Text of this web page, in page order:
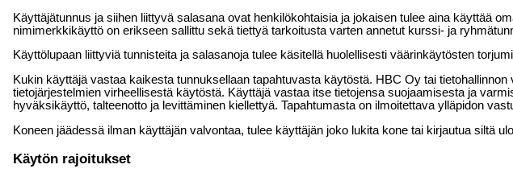
Käyttäjätunnus ja siihen liittyvä salasana ovat henkilökohtaisia ja jokaisen tulee aina käyttää
nimimerkkikäyttö on erikseen sallittu sekä tiettyä tarkoitusta varten annetut kurssi- ja
Käyttölupaan liittyviä tunnisteita ja salasanoja tulee käsitellä huolellisesti väärinkäytösten
Kukin käyttäjä vastaa kaikesta tunnuksellaan tapahtuvasta käytöstä. HBC Oy tai
tietojärjestelmien virheellisestä käytöstä. Käyttäjä vastaa itse tietojensa suojaamisesta ja
hyväksikäyttö, talteenotto ja levittäminen kiellettyä. Tapahtumasta on ilmoitettava ylläpidon
Koneen jäädessä ilman käyttäjän valvontaa, tulee käyttäjän joko lukita kone tai kirjautua siltä
Käytön rajoitukset